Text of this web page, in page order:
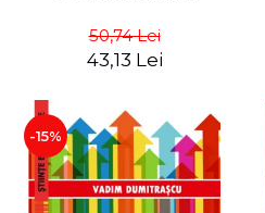
50,74 Lei
43,13 Lei
-15%